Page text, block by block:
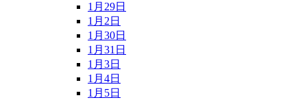
1月29日
1月2日
1月30日
1月31日
1月3日
1月4日
1月5日